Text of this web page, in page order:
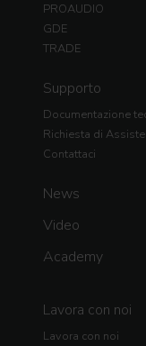
PROAUDIO
GDE
TRADE
Supporto
Documentazione
Richiesta di
Contattaci
News
Video
Academy
Lavora con noi
Lavora con noi